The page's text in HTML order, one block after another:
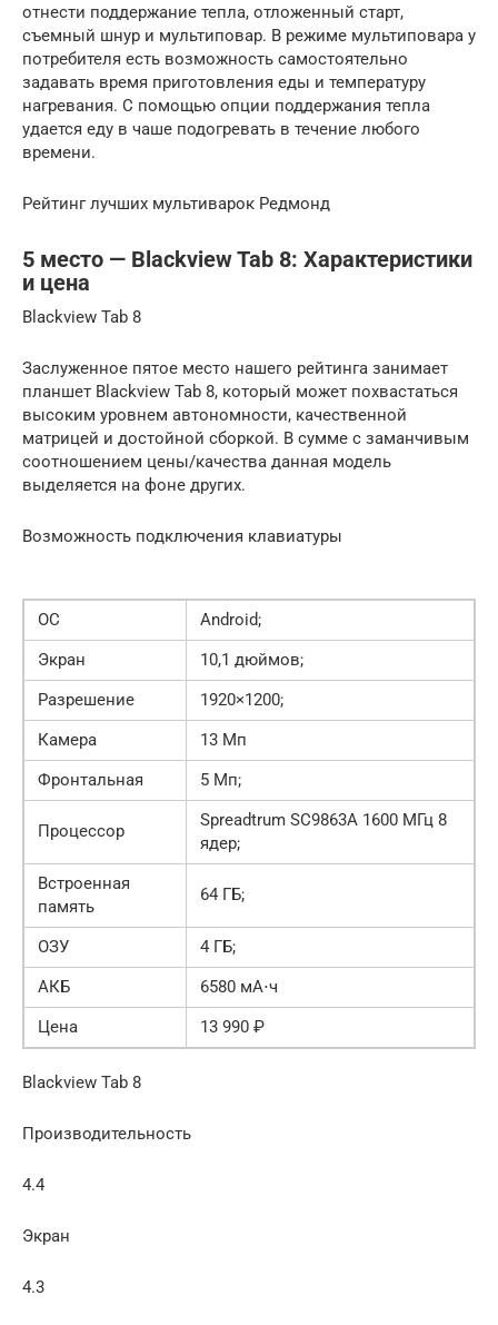
отнести поддержание тепла, отложенный старт,
съемный шнур и мультиповар. В режиме мультиповара у
потребителя есть возможность самостоятельно
задавать время приготовления еды и температуру
нагревания. С помощью опции поддержания тепла
удается еду в чаше подогревать в течение любого
времени.
Рейтинг лучших мультиварок Редмонд
5 место — Blackview Tab 8: Характеристики
и цена
Blackview Tab 8
Заслуженное пятое место нашего рейтинга занимает
планшет Blackview Tab 8, который может похвастаться
высоким уровнем автономности, качественной
матрицей и достойной сборкой. В сумме с заманчивым
соотношением цены/качества данная модель
выделяется на фоне других.
Возможность подключения клавиатуры
ОС
Android;
Экран
10,1 дюймов;
Разрешение
1920×1200;
Камера
13 Мп
Фронтальная
5 Мп;
Процессор
Spreadtrum SC9863A 1600 МГц 8
ядер;
Встроенная
память
64 ГБ;
ОЗУ
4 ГБ;
АКБ
6580 мА⋅ч
Цена
13 990 ₽
Blackview Tab 8
Производительность
4.4
Экран
4.3